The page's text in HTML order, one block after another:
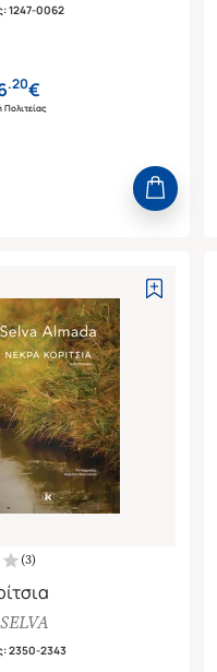
:1247-0062
.20€
Πολιτείας
(3)
:2350-2343